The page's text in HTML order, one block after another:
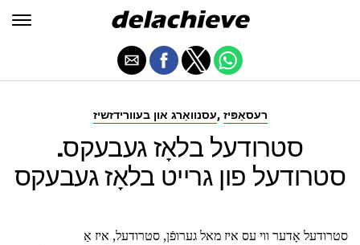
עסנוואַרג און בעוורידזשיז, רעסאַפּיז
סטרודעל בלאָז געבעקס.
סטרודעל פון גרייט בלאָז געבעקס
סטרודעל אָדער ווי עס איז מאל גערופֿן, סטרודעל, איז אַ